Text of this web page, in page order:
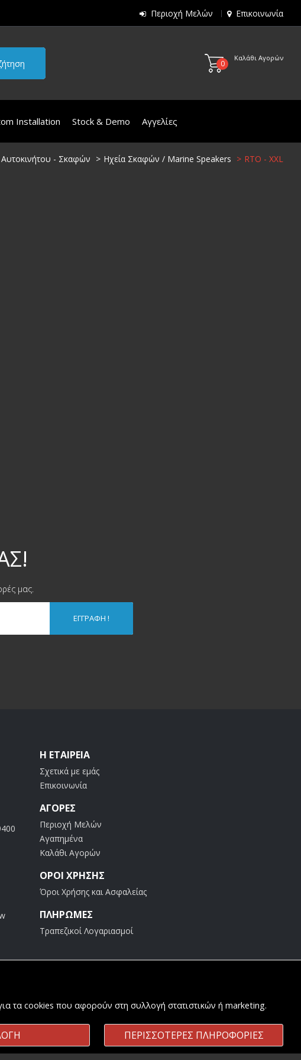
Περιοχή Μελών Επικοινωνία
0
Καλάθι Αγορών
Installation Stock & Demo Αγγελίες
- Σκαφών Ηχεία Σκαφών / Marine Speakers RTO - XXL
μας.
ΕΓΓΡΑΦΉ !
Η ΕΤΑΙΡΕΊΑ
Σχετικά με εμάς
Επικοινωνία
ΑΓΟΡΈΣ
Περιοχή Μελών
Αγαπημένα
Καλάθι Αγορών
ΟΡΟΙ ΧΡΗΣΗΣ
Όροι Χρήσης και Ασφαλείας
ΠΛΗΡΩΜΕΣ
Τραπεζικοί Λογαριασμοί
Κατασκευή & ΦιλοξενίαKomvos.gr
τα cookies που αφορούν στη συλλογή στατιστικών ή marketing.
ΠΕΡΙΣΣΟΤΕΡΕΣ ΠΛΗΡΟΦΟΡΙΕΣ